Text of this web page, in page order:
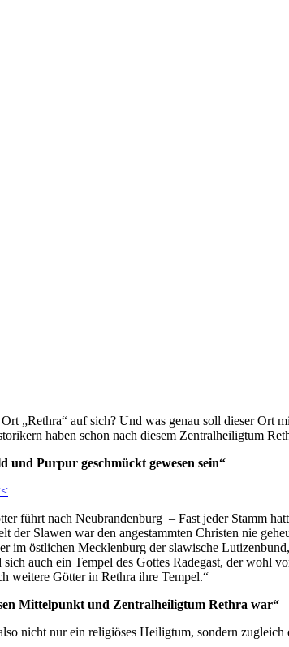
„Rethra“ auf sich? Und was genau soll dieser
haben schon nach diesem Zentralheiligtum
und Purpur geschmückt gewesen sein“
führt nach Neubrandenburg – Fast jeder Stamm
der Slawen war den angestammten Christen nie
im östlichen Mecklenburg der slawische
auch ein Tempel des Gottes Radegast, der wohl
weitere Götter in Rethra ihre Tempel.“
Mittelpunkt und Zentralheiligtum Rethra war“
nicht nur ein religiöses Heiligtum, sondern